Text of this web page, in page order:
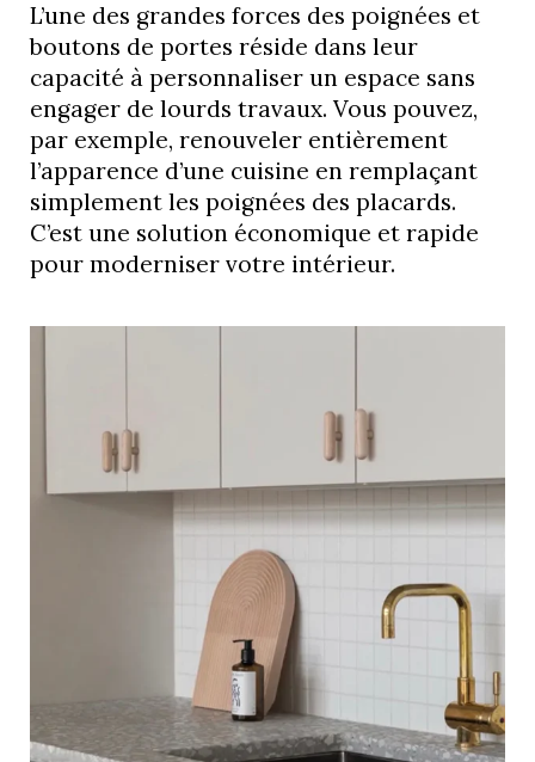
L’une des grandes forces des poignées et
boutons de portes réside dans leur
capacité à personnaliser un espace sans
engager de lourds travaux. Vous pouvez,
par exemple, renouveler entièrement
l’apparence d’une cuisine en remplaçant
simplement les poignées des placards.
C’est une solution économique et rapide
pour moderniser votre intérieur.